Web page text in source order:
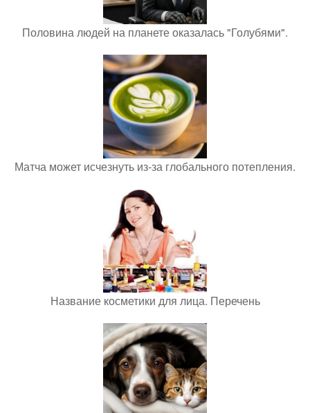
Половина людей на планете оказалась "Голубями".
Матча может исчезнуть из-за глобального потепления.
Название косметики для лица. Перечень